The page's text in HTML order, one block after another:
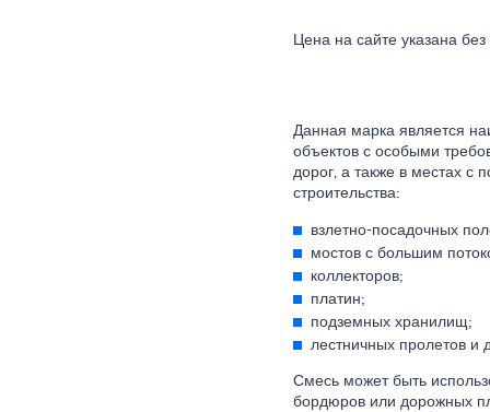
Цена на сайте указана
Данная марка является
объектов с особыми
дорог, а также в местах с
строительства:
взлетно-посадочных
мостов с большим
коллекторов;
платин;
подземных хранилищ;
лестничных пролетов и
Смесь может быть
бордюров или дорожных